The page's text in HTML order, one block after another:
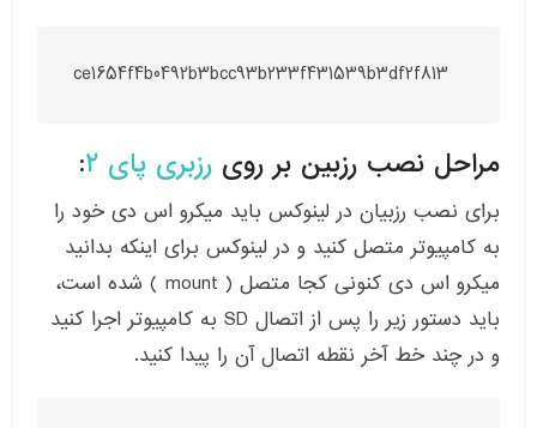
ce1654f4b0492b3bcc93b233f431539b3df2f813
مراحل نصب رزبین بر رویرزبری پای ۲ :
برای نصب رزبیان در لینوکس باید میکرو اس دی خود را
به کامپیوتر متصل کنید و در لینوکس برای اینکه بدانید
میکرو اس دی کنونی کجا متصل ( mount ) شده است،
باید دستور زیر را پس از اتصال SD به کامپیوتر اجرا کنید
و در چند خط آخر نقطه اتصال آن را پیدا کنید.